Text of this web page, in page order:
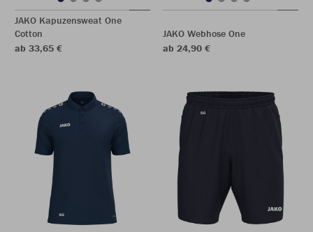
JAKO Kapuzensweat One
Cotton
ab 33,65 €
JAKO Webhose One
ab 24,90 €